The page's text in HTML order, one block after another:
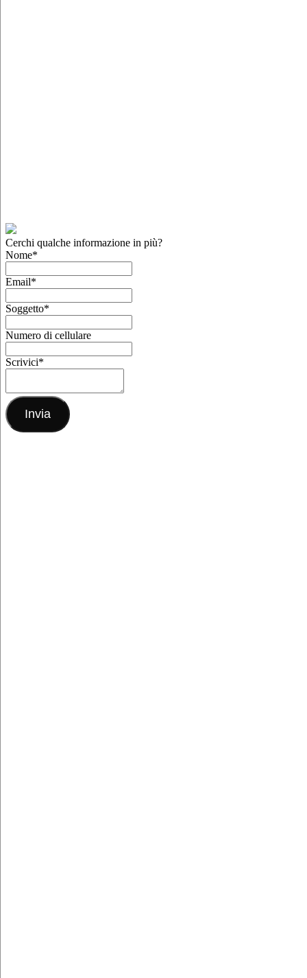
Cerchi qualche informazione in più?
Nome*
Email*
Soggetto*
Numero di cellulare
Scrivici*
Invia